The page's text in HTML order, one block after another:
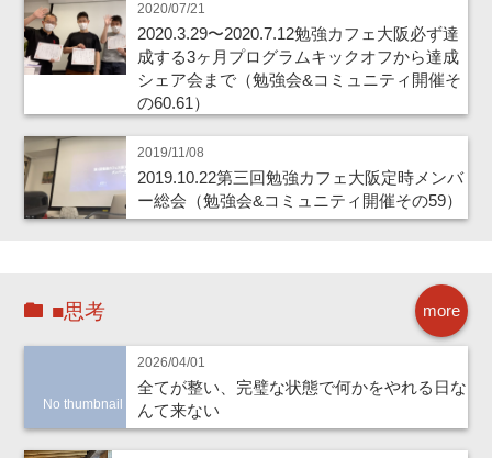
2020/07/21
2020.3.29〜2020.7.12勉強カフェ大阪必ず達
成する3ヶ月プログラムキックオフから達成
シェア会まで（勉強会&コミュニティ開催そ
の60.61）
2019/11/08
2019.10.22第三回勉強カフェ大阪定時メンバ
ー総会（勉強会&コミュニティ開催その59）
more
■思考
No thumbnail
2026/04/01
全てが整い、完璧な状態で何かをやれる日な
んて来ない